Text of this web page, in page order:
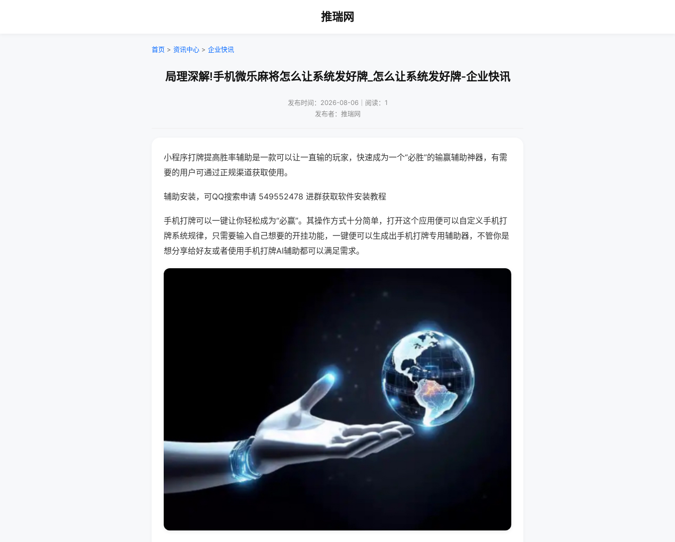
推瑞网
首页 > 资讯中心 > 企业快讯
局理深解!手机微乐麻将怎么让系统发好牌_怎么让系统发好牌-企业快讯
发布时间：2026-08-06｜阅读：1
发布者：推瑞网
小程序打牌提高胜率辅助是一款可以让一直输的玩家，快速成为一个“必胜”的输赢辅助神器，有需
要的用户可通过正规渠道获取使用。
辅助安装，可QQ搜索申请 549552478 进群获取软件安装教程
手机打牌可以一键让你轻松成为“必赢”。其操作方式十分简单，打开这个应用便可以自定义手机打
牌系统规律，只需要输入自己想要的开挂功能，一键便可以生成出手机打牌专用辅助器，不管你是
想分享给好友或者使用手机打牌AI辅助都可以满足需求。